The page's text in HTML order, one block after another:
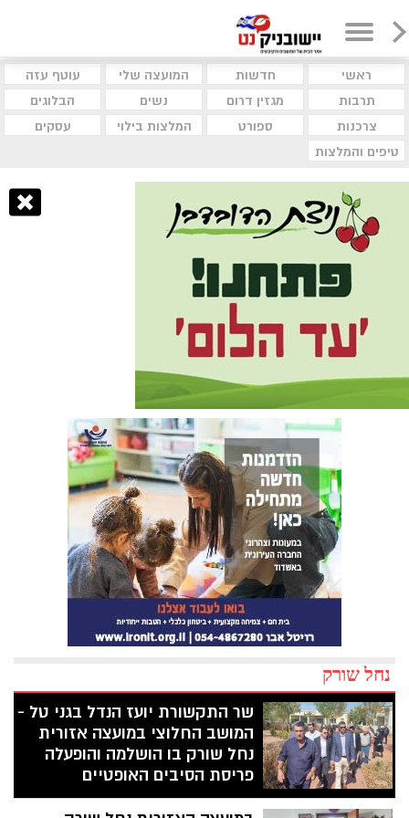
ראשי חדשות המועצה שלי
עוטף עזה
תרבות
מגזין דרום נשים
הבלוגים
צרכנות
ספורט המלצות בילוי
עסקים
טיפים והמלצות
נחל שורק
שר התקשורת יועז הנדל בגני טל -
המושב החלוצי במועצה אזורית
נחל שורק בו הושלמה והופעלה
פריסת הסיבים האופטיים
שר התקשורת יועז הנדל בקר במועצה הדתית